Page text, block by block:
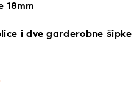
18mm
i dve garderobne šipke